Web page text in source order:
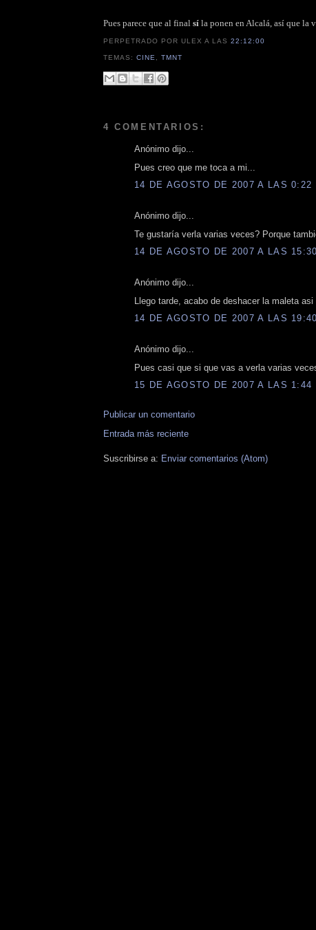
Pues parece que al final sí la ponen en Alcalá, así que la
PERPETRADO POR ULEXA LAS22:12:00
TEMAS:CINE ,TMNT
4 COMENTARIOS:
Anónimo dijo...
Pues creo que me toca a mi...
14 DE AGOSTO DE 2007 A LAS 0:22
Anónimo dijo...
Te gustaría verla varias veces? Porque
14 DE AGOSTO DE 2007 A LAS 15:30
Anónimo dijo...
Llego tarde, acabo de deshacer la maleta
14 DE AGOSTO DE 2007 A LAS 19:40
Anónimo dijo...
Pues casi que si que vas a verla varias
15 DE AGOSTO DE 2007 A LAS 1:44
Publicar un comentario
Entrada más reciente
Suscribirse a: Enviar comentarios (Atom)